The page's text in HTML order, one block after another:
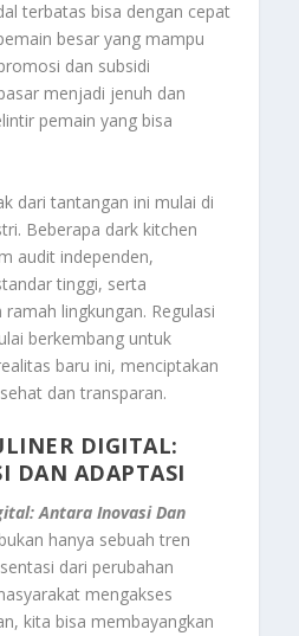
terbatas bisa dengan cepat
besar yang mampu
dan subsidi
menjadi jenuh dan
pemain yang bisa
dari tantangan ini mulai di
Beberapa dark kitchen
audit independen,
tinggi, serta
lingkungan. Regulasi
berkembang untuk
baru ini, menciptakan
dan transparan.
DIGITAL:
DAN ADAPTASI
Antara Inovasi Dan
hanya sebuah tren
dari perubahan
mengakses
kita bisa membayangkan